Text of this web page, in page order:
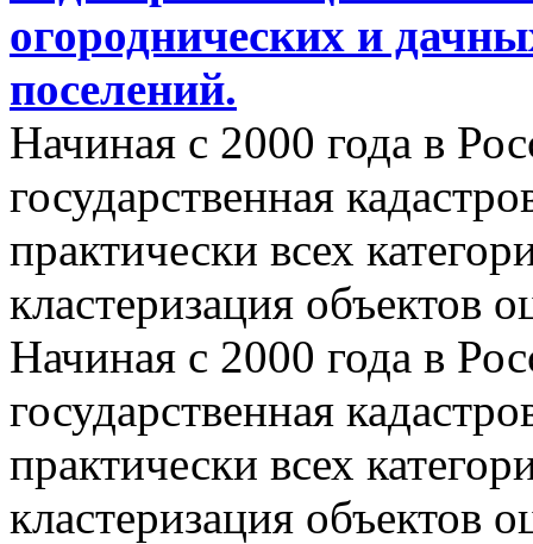
огороднических и
поселений.
Начиная с 2000 года в
государственная
практически всех
кластеризация объектов
Начиная с 2000 года в
государственная
практически всех
кластеризация объектов